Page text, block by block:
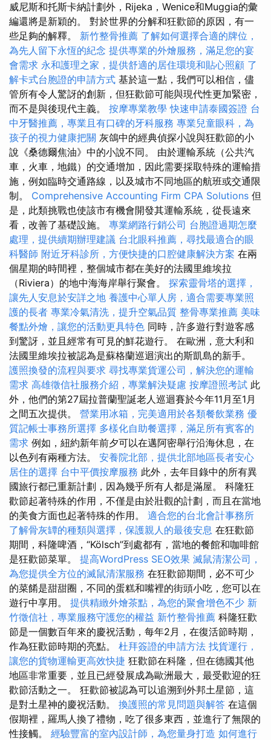
威尼斯和托斯卡納計劃外，Rijeka，Wenice和Muggia的彙
編還將是新穎的。 對於世界的分解和狂歡節的原因，有一
些足夠的解釋。 新竹整骨推薦 了解如何選擇合適的牌位，
為先人留下永恆的紀念 提供專業的外燴服務，滿足您的宴
會需求 永和護理之家，提供舒適的居住環境和貼心照顧 了
解卡式台胞證的申請方式 基於這一點，我們可以相信，儘
管所有令人驚訝的創新，但狂歡節可能與現代性更加緊密，
而不是與後現代主義。 按摩專業教學快速申請泰國簽證 台
中牙醫推薦，專業且有口碑的牙科服務 專業兒童眼科，為
孩子的視力健康把關 灰鴿中的經典偵探小說與狂歡節的小
說《桑德爾焦油》中的小說不同。 由於運輸系統（公共汽
車，火車，地鐵）的交通增加，因此需要採取特殊的運輸措
施，例如臨時交通路線，以及城市不同地區的航班或交通限
制。 Comprehensive Accounting Firm CPA Solutions 但
是，此類挑戰也使該市有機會開發其運輸系統，從長遠來
看，改善了基礎設施。 專業網路行銷公司 台胞證過期怎麼
處理，提供續期辦理建議 台北眼科推薦，尋找最適合的眼
科醫師 附近牙科診所，方便快捷的口腔健康解決方案 在兩
個星期的時間裡，整個城市都在美好的法國里維埃拉
（Riviera）的地中海海岸舉行聚會。 探索靈骨塔的選擇，
讓先人安息於安詳之地 養護中心單人房，適合需要專業照
護的長者 專業冷氣清洗，提升空氣品質 整骨專業推薦 美味
餐點外燴，讓您的活動更具特色 同時，許多遊行對遊客感
到驚訝，並且經常有可見的鮮花遊行。 在歐洲，意大利和
法國里維埃拉被認為是蘇格蘭巡迴演出的斯凱島的新手。
護照換發的流程與要求 尋找專業貨運公司，解決您的運輸
需求 高雄徵信社服務介紹，專業解決疑慮 按摩證照考試 此
外，他們的第27屆拉普蘭聖誕老人巡迴賽於今年11月至1月
之間五次提供。 營業用冰箱，完美適用於各類餐飲業務 優
質記帳士事務所選擇 多樣化自助餐選擇，滿足所有賓客的
需求 例如，紐約新年前夕可以在邁阿密舉行沿海休息，在
以色列有兩種方法。 安養院北部，提供北部地區長者安心
居住的選擇 台中平價按摩服務 此外，去年目錄中的所有異
國旅行都已重新計劃，因為幾乎所有人都是滿屋。 科隆狂
歡節起著特殊的作用，不僅是由於壯觀的計劃，而且在當地
的美食方面也起著特殊的作用。 適合您的台北會計事務所
了解骨灰罈的種類與選擇，保護親人的最後安息 在狂歡節
期間，科隆啤酒，“Kölsch”到處都有，當地的餐館和咖啡館
是狂歡節菜單。 提高WordPress SEO效果 滅鼠清潔公司，
為您提供全方位的滅鼠清潔服務 在狂歡節期間，必不可少
的菜餚是甜甜圈，不同的蛋糕和嘴裡的​​街頭小吃，您可以在
遊行中享用。 提供精緻外燴茶點，為您的聚會增色不少 新
竹徵信社，專業服務守護您的權益 新竹整骨推薦 科隆狂歡
節是一個數百年來的慶祝活動，每年2月，在復活節時期，
作為狂歡節時期的亮點。 杜拜簽證的申請方法 找貨運行，
讓您的貨物運輸更高效快捷 狂歡節在科隆，但在德國其他
地區非常重要，並且已經發展成為歐洲最大，最受歡迎的狂
歡節活動之一。 狂歡節被認為可以追溯到外邦土星節，這
是對土星神的慶祝活動。 換護照的常見問題與解答 在這個
假期裡，羅馬人換了禮物，吃了很多東西，並進行了無限的
性接觸。 經驗豐富的室內設計師，為您量身打造 如何進行